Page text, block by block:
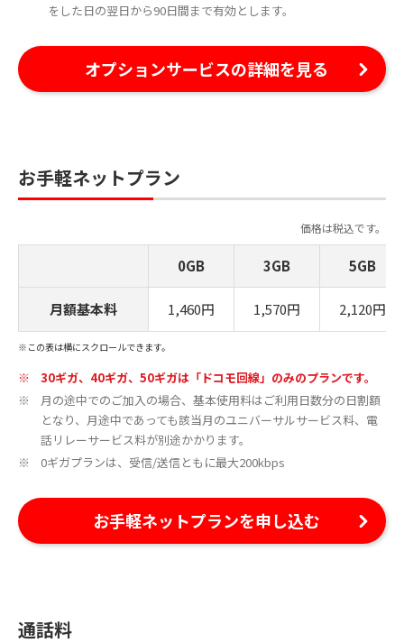
をした日の翌日から90日間まで有効とします。
オプションサービスの詳細を見る
お手軽ネットプラン
価格は税込です。
0GB 3GB 5GB
月額基本料 1,460円 1,570円 2,120円
※この表は横にスクロールできます。
30ギガ、40ギガ、50ギガは「ドコモ回線」のみのプランです。
月の途中でのご加入の場合、基本使用料はご利用日数分の日割額
となり、月途中であっても該当月のユニバーサルサービス料、電
話リレーサービス料が別途かかります。
0ギガプランは、受信/送信ともに最大200kbps
お手軽ネットプランを申し込む
通話料